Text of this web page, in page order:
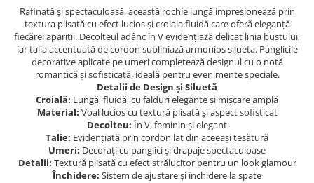
Rafinată și spectaculoasă, această rochie lungă impresionează prin
textura plisată cu efect lucios și croiala fluidă care oferă eleganță
fiecărei apariții. Decolteul adânc în V evidențiază delicat linia bustului,
iar talia accentuată de cordon subliniază armonios silueta. Panglicile
decorative aplicate pe umeri completează designul cu o notă
romantică și sofisticată, ideală pentru evenimente speciale.
Detalii de Design și Siluetă
Croială: Lungă, fluidă, cu falduri elegante și mișcare amplă
Material: Voal lucios cu textură plisată și aspect sofisticat
Decolteu: În V, feminin și elegant
Talie: Evidențiată prin cordon lat din aceeași țesătură
Umeri: Decorați cu panglici și drapaje spectaculoase
Detalii: Textură plisată cu efect strălucitor pentru un look glamour
Închidere: Sistem de ajustare și închidere la spate